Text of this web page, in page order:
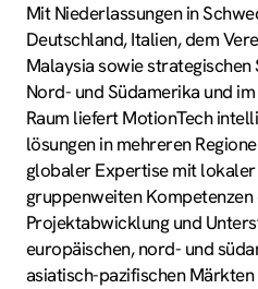
Mit Niederlassungen in
Deutschland, Italien, dem
Malaysia sowie
Nord- und Südamerika und
Raum liefert MotionTech
lösungen in mehreren
globaler Expertise mit
gruppenweiten Kompetenzen
Projektabwicklung und
europäischen, nord- und
asiatisch-pazifischen Märkten